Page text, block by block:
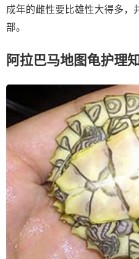
成年的雌性要比雄性大得多，
部。
阿拉巴马地图龟护理